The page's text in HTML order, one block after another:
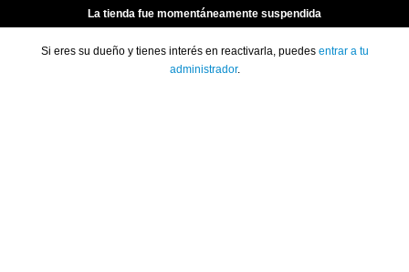
La tienda fue momentáneamente suspendida
Si eres su dueño y tienes interés en reactivarla, puedes entrar a tu
administrador.